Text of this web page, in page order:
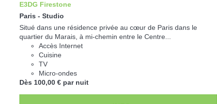
E3DG Firestone
Paris - Studio
Situé dans une résidence privée au cœur de Paris dans le
quartier du Marais, à mi-chemin entre le Centre...
Accès Internet
Cuisine
TV
Micro-ondes
Dès 100,00 € par nuit